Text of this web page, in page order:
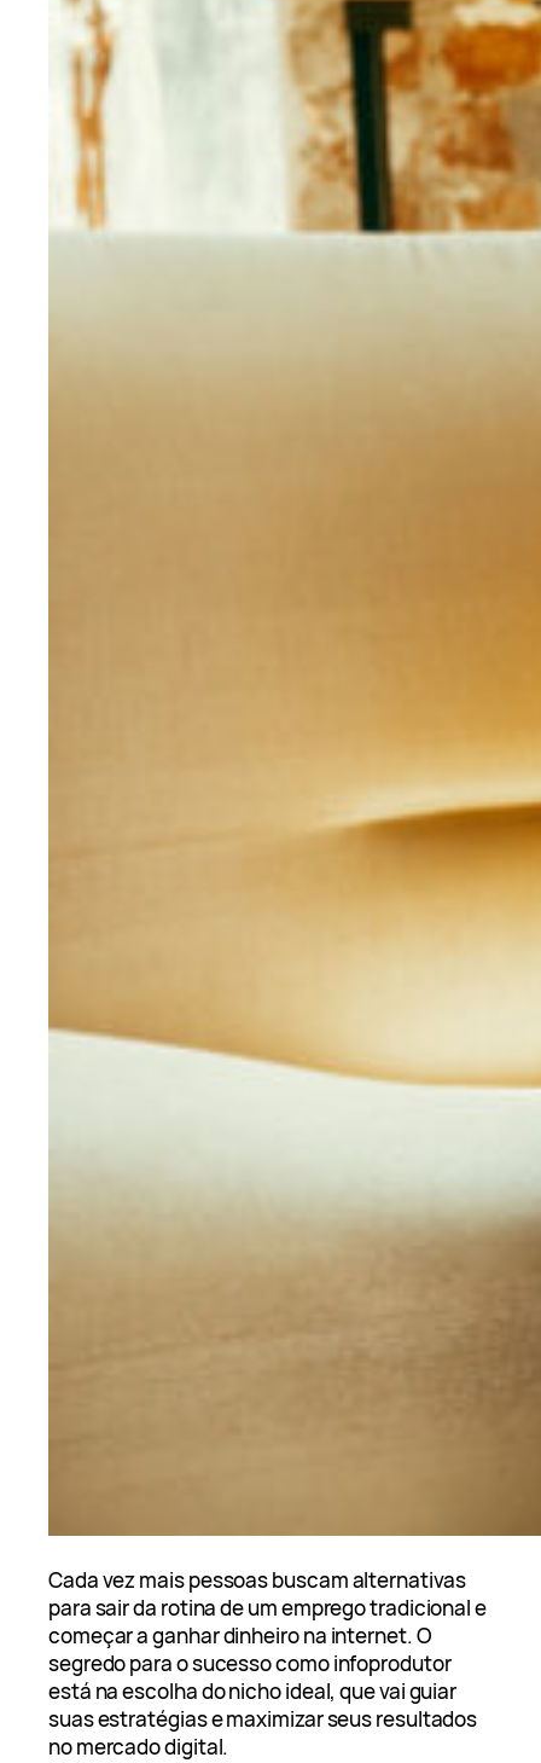
Cada vez mais pessoas buscam alternativas
para sair da rotina de um emprego tradicional e
começar a ganhar dinheiro na internet. O
segredo para o sucesso como infoprodutor
está na escolha do nicho ideal, que vai guiar
suas estratégias e maximizar seus resultados
no mercado digital.